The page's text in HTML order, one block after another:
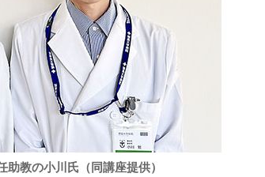
教の小川氏（同講座提供）